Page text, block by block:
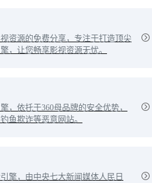
资源的免费分享，专注于打造顶尖
，让您畅享影视资源无忧。
，依托于360母品牌的安全优势，
鱼欺诈等恶意网站。
擎，由中央七大新闻媒体人民日